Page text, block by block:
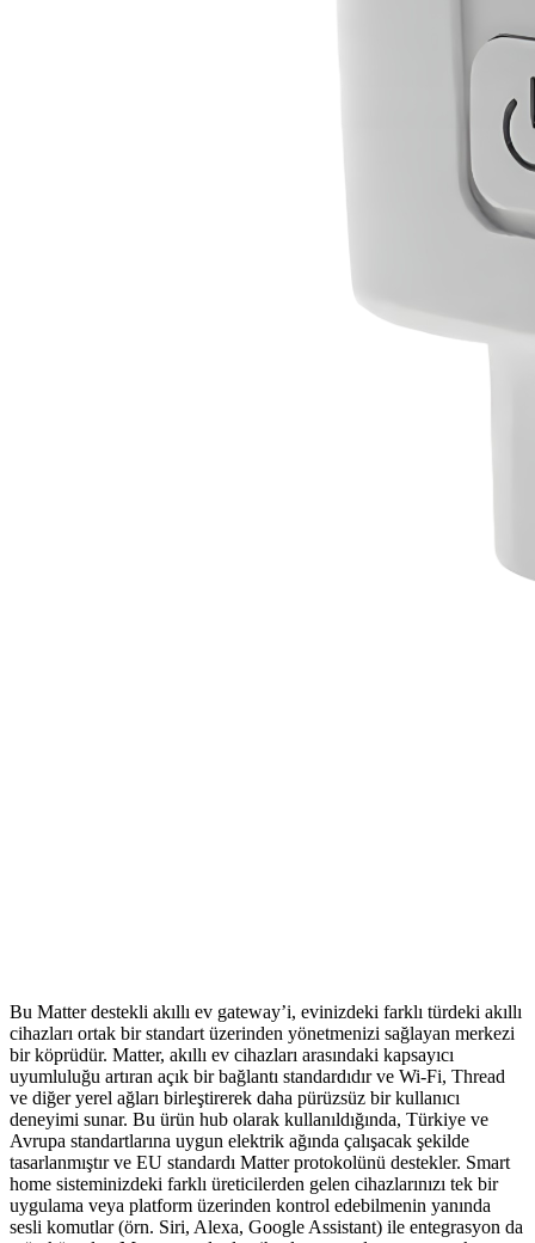
Bu Matter destekli akıllı ev gateway’i, evinizdeki farklı türdeki akıllı
cihazları ortak bir standart üzerinden yönetmenizi sağlayan merkezi
bir köprüdür. Matter, akıllı ev cihazları arasındaki kapsayıcı
uyumluluğu artıran açık bir bağlantı standardıdır ve Wi‑Fi, Thread
ve diğer yerel ağları birleştirerek daha pürüzsüz bir kullanıcı
deneyimi sunar. Bu ürün hub olarak kullanıldığında, Türkiye ve
Avrupa standartlarına uygun elektrik ağında çalışacak şekilde
tasarlanmıştır ve EU standardı Matter protokolünü destekler. Smart
home sisteminizdeki farklı üreticilerden gelen cihazlarınızı tek bir
uygulama veya platform üzerinden kontrol edebilmenin yanında
sesli komutlar (örn. Siri, Alexa, Google Assistant) ile entegrasyon da